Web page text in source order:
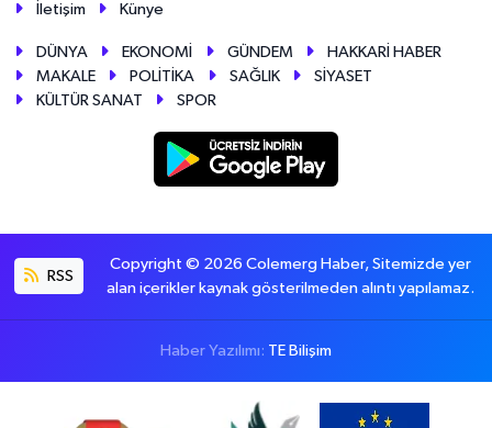
İletişim
Künye
DÜNYA EKONOMİ GÜNDEM
HAKKARİ HABER
MAKALE
POLİTİKA SAĞLIK
SİYASET
KÜLTÜR SANAT
SPOR
RSS
Copyright © 2026 Colemerg Haber, Sitemizde yer
alan içerikler kaynak gösterilmeden alıntı yapılamaz.
Haber Yazılımı: TE Bilişim